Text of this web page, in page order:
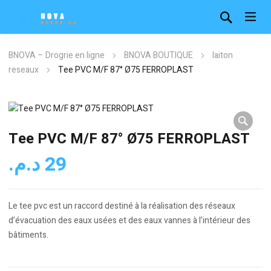
BNOVA – Drogrie en ligne BNOVA BOUTIQUE
laiton
reseaux
Tee PVC M/F 87° Ø75 FERROPLAST
Tee PVC M/F 87° Ø75 FERROPLAST
29د.م.
Le tee pvc est un raccord destiné à la réalisation des réseaux
d’évacuation des eaux usées et des eaux vannes à l’intérieur des
bâtiments.